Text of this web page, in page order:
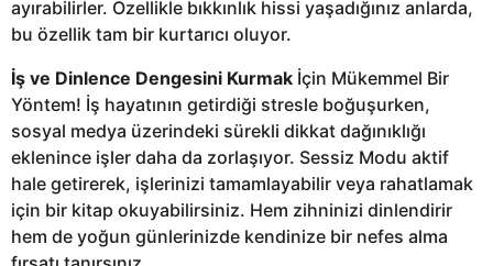
ayırabilirler. Özellikle bıkkınlık hissi yaşadığınız anlarda,
bu özellik tam bir kurtarıcı oluyor.
İş ve Dinlence Dengesini Kurmak İçin Mükemmel Bir
Yöntem! İş hayatının getirdiği stresle boğuşurken,
sosyal medya üzerindeki sürekli dikkat dağınıklığı
eklenince işler daha da zorlaşıyor. Sessiz Modu aktif
hale getirerek, işlerinizi tamamlayabilir veya rahatlamak
için bir kitap okuyabilirsiniz. Hem zihninizi dinlendirir
hem de yoğun günlerinizde kendinize bir nefes alma